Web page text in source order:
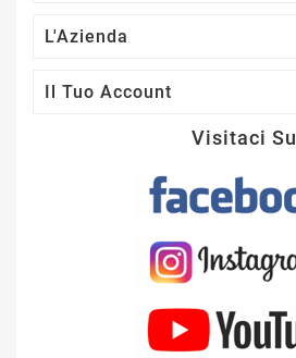
L'Azienda
Il Tuo Account
Visitaci Su